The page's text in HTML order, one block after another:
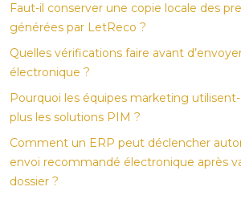
Faut-il conserver une copie locale des
générées par LetReco ?
Quelles vérifications faire avant
électronique ?
Pourquoi les équipes marketing
plus les solutions PIM ?
Comment un ERP peut déclencher
envoi recommandé électronique après
dossier ?